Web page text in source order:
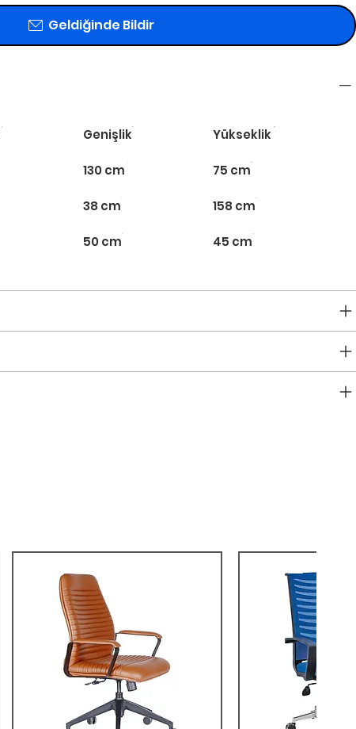
Geldiğinde Bildir
Genişlik Yükseklik
130 cm 75 cm
38 cm 158 cm
50 cm 45 cm